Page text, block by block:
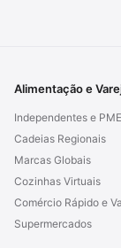
Alimentação e
Independentes e
Cadeias Regionais
Marcas Globais
Cozinhas Virtuais
Comércio Rápido e
Supermercados